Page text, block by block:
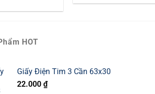
HOT
Giấy Điện Tim 3 Cần 63x30
22.000 ₫